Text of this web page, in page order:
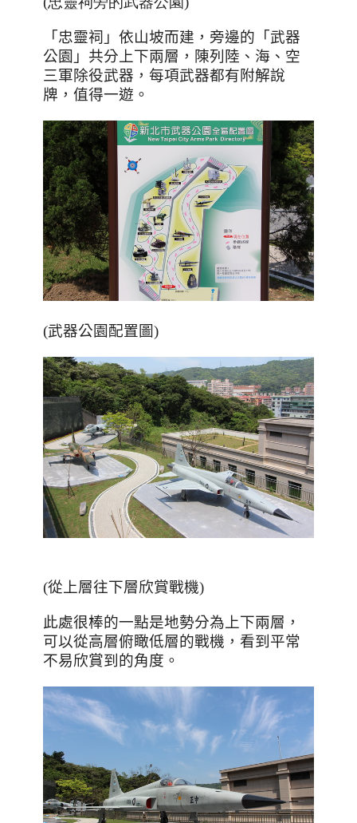
「忠靈祠」依山坡而建，旁邊的「武器
公園」共分上下兩層，陳列陸、海、空
三軍除役武器，每項武器都有附解說
牌，值得一遊。
(武器公園配置圖)
(從上層往下層欣賞戰機)
此處很棒的一點是地勢分為上下兩層，
可以從高層俯瞰低層的戰機，看到平常
不易欣賞到的角度。